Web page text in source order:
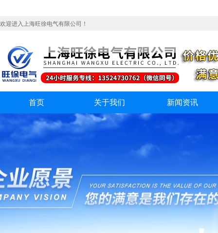
欢迎进入上海旺徐电气有限公司！
首页 关于我们 新闻资讯